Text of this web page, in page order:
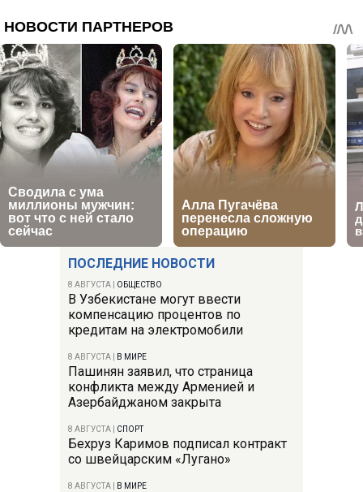
ПОСЛЕДНИЕ НОВОСТИ
8 АВГУСТА ОБЩЕСТВО
В Узбекистане могут ввести
компенсацию процентов по
кредитам на электромобили
8 АВГУСТА В МИРЕ
Пашинян заявил, что страница
конфликта между Арменией и
Азербайджаном закрыта
8 АВГУСТА СПОРТ
Бехруз Каримов подписал контракт
со швейцарским «Лугано»
8 АВГУСТА В МИРЕ